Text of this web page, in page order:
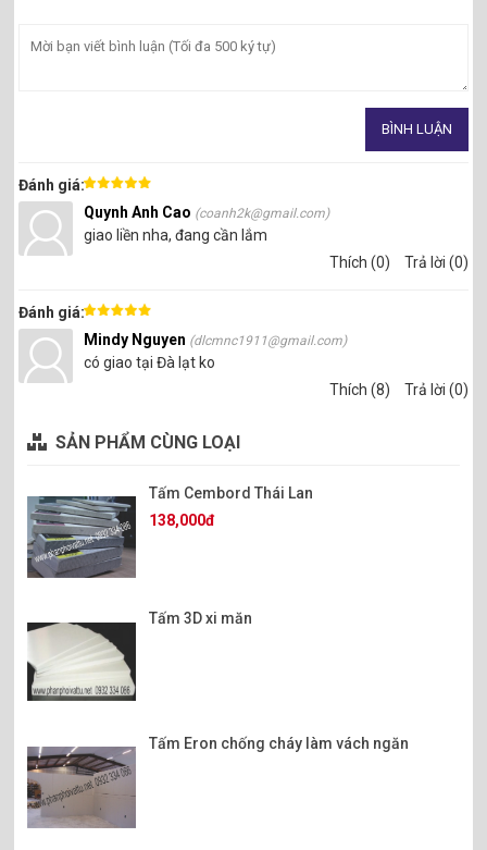
Đánh giá:
Quynh Anh Cao (coanh2k@gmail.com)
giao liền nha, đang cần lắm
Thích (0)
Trả lời (0)
Đánh giá:
Mindy Nguyen (dlcmnc1911@gmail.com)
có giao tại Đà lạt ko
Thích (8)
Trả lời (0)
SẢN PHẨM CÙNG LOẠI
Tấm Cembord Thái Lan
138,000đ
Tấm 3D xi măn
Tấm Eron chống cháy làm vách ngăn